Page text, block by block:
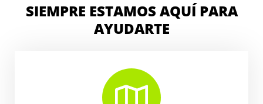
SIEMPRE ESTAMOS AQUÍ PARA
AYUDARTE